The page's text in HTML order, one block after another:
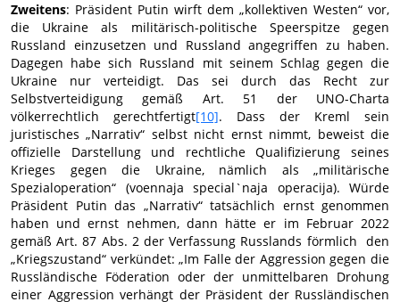
Zweitens: Präsident Putin wirft dem „kollektiven Westen“ vor,
die Ukraine als militärisch-politische Speerspitze gegen
Russland einzusetzen und Russland angegriffen zu haben.
Dagegen habe sich Russland mit seinem Schlag gegen die
Ukraine nur verteidigt. Das sei durch das Recht zur
Selbstverteidigung gemäß Art. 51 der UNO-Charta
völkerrechtlich gerechtfertigt[10]. Dass der Kreml sein
juristisches „Narrativ“ selbst nicht ernst nimmt, beweist die
offizielle Darstellung und rechtliche Qualifizierung seines
Krieges gegen die Ukraine, nämlich als „militärische
Spezialoperation“ (voennaja special`naja operacija). Würde
Präsident Putin das „Narrativ“ tatsächlich ernst genommen
haben und ernst nehmen, dann hätte er im Februar 2022
gemäß Art. 87 Abs. 2 der Verfassung Russlands förmlich den
„Kriegszustand“ verkündet: „Im Falle der Aggression gegen die
Russländische Föderation oder der unmittelbaren Drohung
einer Aggression verhängt der Präsident der Russländischen